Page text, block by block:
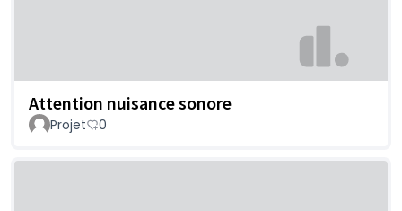
Attention nuisance sonore
Projet 0